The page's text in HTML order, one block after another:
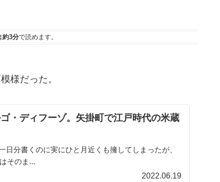
約3分で読めます。
様だった。
・ディフーゾ。矢掛町で江戸時代の米蔵
日分書くのに実にひと月近くも擁してしまったが、
そのま...
2022.06.19